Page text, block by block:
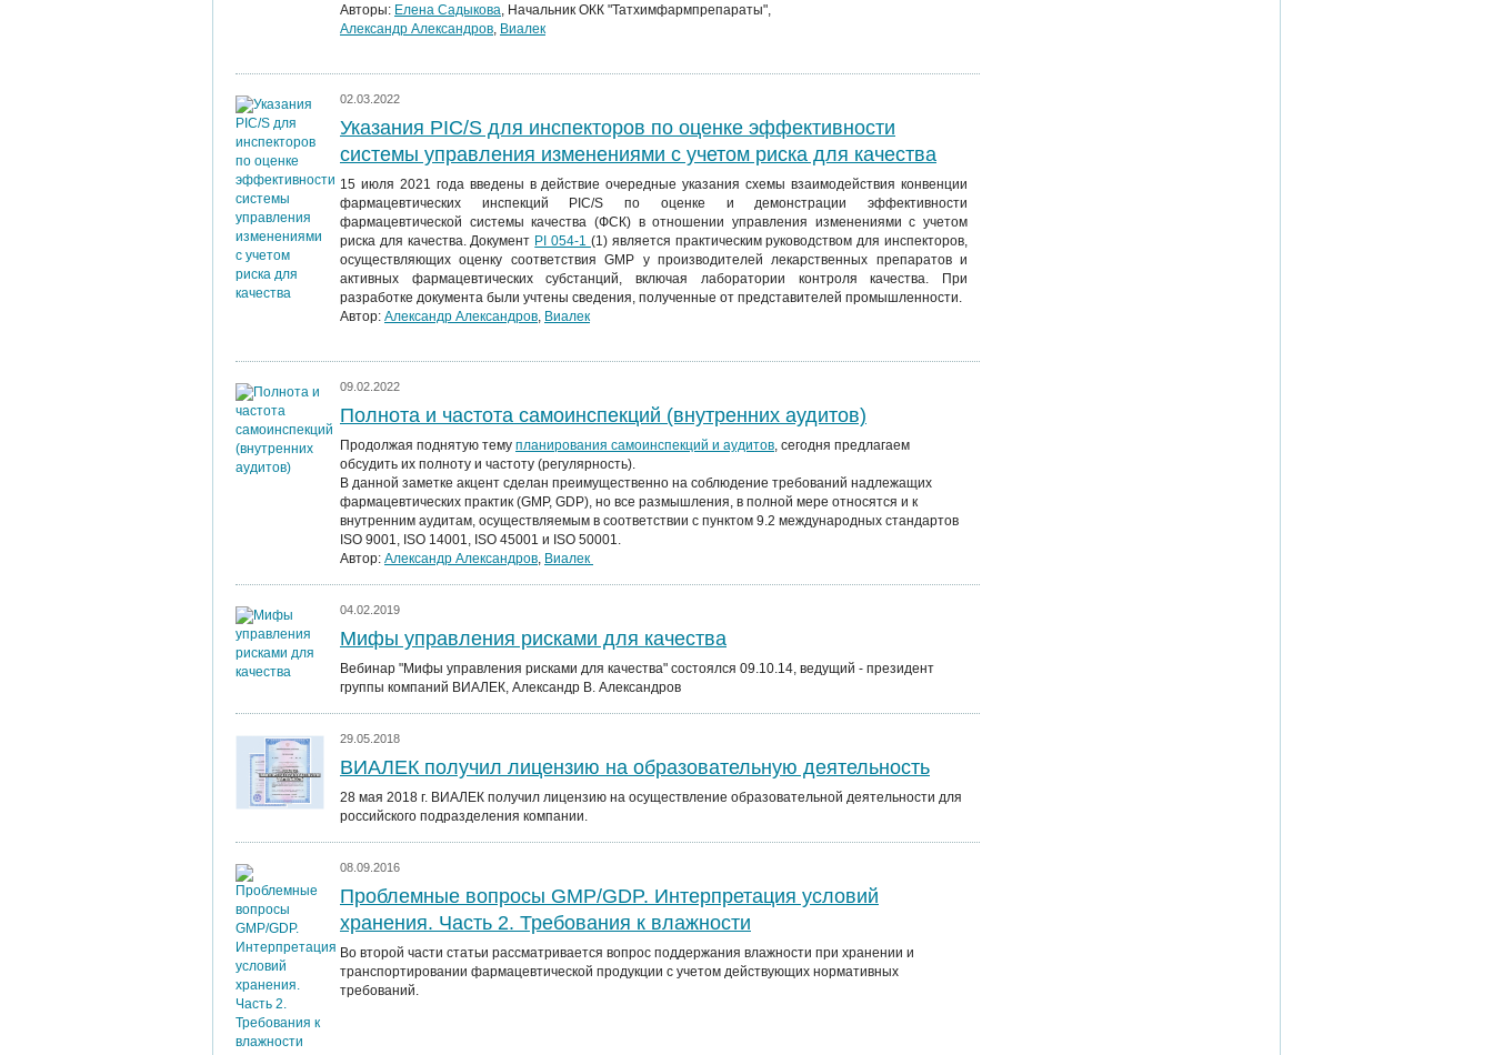
Авторы: Елена Садыкова, Начальник ОКК "Татхимфармпрепараты",
Александр Александров, Виалек
02.03.2022
Указания PIC/S для инспекторов по оценке эффективности
системы управления изменениями с учетом риска для качества
15 июля 2021 года введены в действие очередные указания схемы взаимодействия конвенции
фармацевтических инспекций PIC/S по оценке и демонстрации эффективности
фармацевтической системы качества (ФСК) в отношении управления изменениями с учетом
риска для качества. Документ PI 054-1 (1) является практическим руководством для инспекторов,
осуществляющих оценку соответствия GMP у производителей лекарственных препаратов и
активных фармацевтических субстанций, включая лаборатории контроля качества. При
разработке документа были учтены сведения, полученные от представителей промышленности.
Автор: Александр Александров, Виалек
09.02.2022
Полнота и частота самоинспекций (внутренних аудитов)
Продолжая поднятую тему планирования самоинспекций и аудитов, сегодня предлагаем
обсудить их полноту и частоту (регулярность).
В данной заметке акцент сделан преимущественно на соблюдение требований надлежащих
фармацевтических практик (GMP, GDP), но все размышления, в полной мере относятся и к
внутренним аудитам, осуществляемым в соответствии с пунктом 9.2 международных стандартов
ISO 9001, ISO 14001, ISO 45001 и ISO 50001.
Автор: Александр Александров, Виалек
04.02.2019
Мифы управления рисками для качества
Вебинар "Мифы управления рисками для качества" состоялся 09.10.14, ведущий - президент
группы компаний ВИАЛЕК, Александр В. Александров
29.05.2018
ВИАЛЕК получил лицензию на образовательную деятельность
28 мая 2018 г. ВИАЛЕК получил лицензию на осуществление образовательной деятельности для
российского подразделения компании.
08.09.2016
Проблемные вопросы GMP/GDP. Интерпретация условий
хранения. Часть 2. Требования к влажности
Во второй части статьи рассматривается вопрос поддержания влажности при хранении и
транспортировании фармацевтической продукции с учетом действующих нормативных
требований.